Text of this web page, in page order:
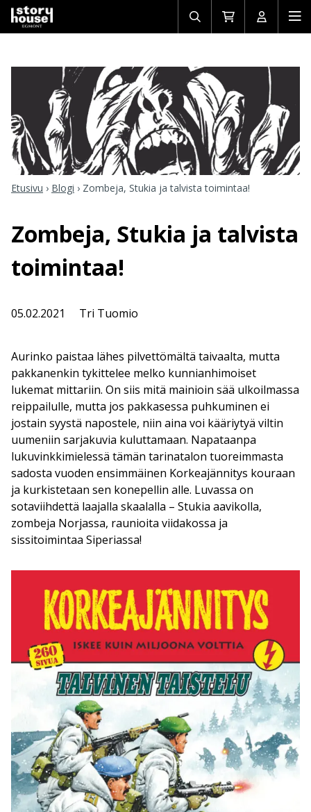
Avaa/sulje
haku
Siirry
ostoskoriin
Avaa/
Etusivu › Blogi › Zombeja, Stukia ja talvista toimintaa!
Zombeja, Stukia ja talvista
toimintaa!
05.02.2021 Tri Tuomio
Aurinko paistaa lähes pilvettömältä taivaalta, mutta
pakkanenkin tykittelee melko kunnianhimoiset
lukemat mittariin. On siis mitä mainioin sää ulkoilmassa
reippailulle, mutta jos pakkasessa puhkuminen ei
jostain syystä napostele, niin aina voi kääriytyä viltin
uumeniin sarjakuvia kuluttamaan. Napataanpa
lukuvinkkimielessä tämän tarinatalon tuoreimmasta
sadosta vuoden ensimmäinen Korkeajännitys kouraan
ja kurkistetaan sen konepellin alle. Luvassa on
sotaviihdettä laajalla skaalalla – Stukia aavikolla,
zombeja Norjassa, raunioita viidakossa ja
sissitoimintaa Siperiassa!